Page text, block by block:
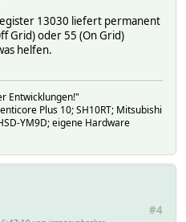
13030 liefert permanent
Grid) oder 55 (On Grid)
helfen.
Entwicklungen!"
Plus 10; SH10RT; Mitsubishi
YM9D; eigene Hardware
#4